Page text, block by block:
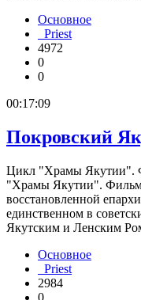
Основное
Priest
4972
0
0
00:17:09
Покровский
Цикл "Храмы Якутии".
"Храмы Якутии". Фильм
восстановленной
единственном в
Якутским и Ленским
Основное
Priest
2984
0